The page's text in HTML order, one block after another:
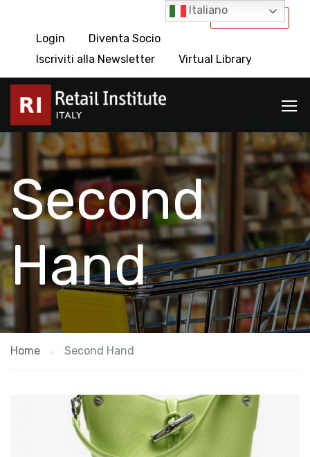
International
Login
Diventa Socio
Iscriviti alla Newsletter
Virtual Library
Second
Hand
Home Second Hand
Italiano